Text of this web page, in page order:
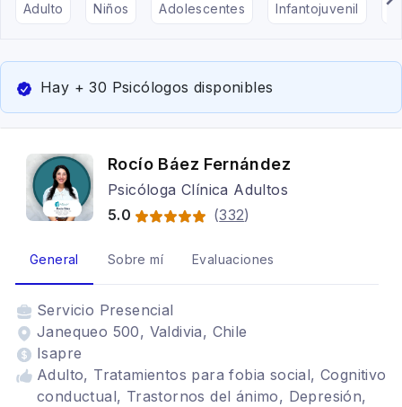
Adulto Niños Adolescentes Infantojuvenil
Hay + 30 Psicólogos disponibles
Rocío Báez Fernández
Psicóloga Clínica Adultos
5.0
(332)
General Sobre mí Evaluaciones
Servicio Presencial
Janequeo 500, Valdivia, Chile
Isapre
Adulto, Tratamientos para fobia social, Cognitivo
conductual, Trastornos del ánimo, Depresión,